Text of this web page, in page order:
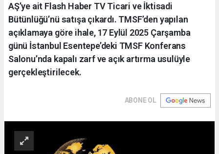
AŞ’ye ait Flash Haber TV Ticari ve İktisadi
Bütünlüğü’nü satışa çıkardı. TMSF’den yapılan
açıklamaya göre ihale, 17 Eylül 2025 Çarşamba
günü İstanbul Esentepe’deki TMSF Konferans
Salonu’nda kapalı zarf ve açık artırma usulüyle
gerçekleştirilecek.
ABONE OL